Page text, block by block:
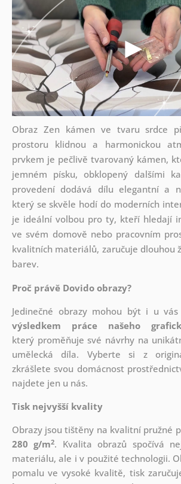
Obraz Zen kámen ve tvaru srdce
prostoru klidnou a harmonickou
prvkem je pečlivě tvarovaný kámen,
jemném písku, obklopený dalšími
provedení dodává dílu elegantní a
který se skvěle hodí do moderních
je ideální volbou pro ty, kteří hledají
ve svém domově nebo pracovním
kvalitních materiálů, zaručuje dlouhou
barev.
Proč právě Dovido obrazy?
Jedinečné obrazy mohou být i u vás
výsledkem práce našeho
který proměňuje své návrhy na
umělecká díla. Vyberte si z
zkrášlete svou domácnost
najdete jen u nás.
Tisk nejvyšší kvality
Obrazy jsou tištěny na kvalitní pružné
280 g/m2. Kvalita obrazů spočívá
materiálu, ale i v použité technologii.
pomalu ve vysoké kvalitě, tisk